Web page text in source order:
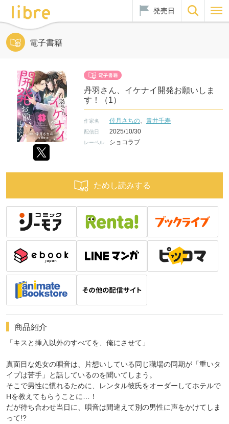
発売日
電子書籍
丹羽さん、イケナイ開発お願いしま
す！（1）
作家名 倖月さちの、 青井千寿
配信日 2025/10/30
レーベル ショコラブ
ためし読みする
商品紹介
「キスと挿入以外のすべてを、俺にさせて」
真面目な処女の唄音は、片想いしている同じ職場の同期が「重いタ
イプは苦手」と話しているのを聞いてしまう。
そこで男性に慣れるために、レンタル彼氏をオーダーしてホテルで
Hを教えてもらうことに…！
だが待ち合わせ当日に、唄音は間違えて別の男性に声をかけてしま
って!?